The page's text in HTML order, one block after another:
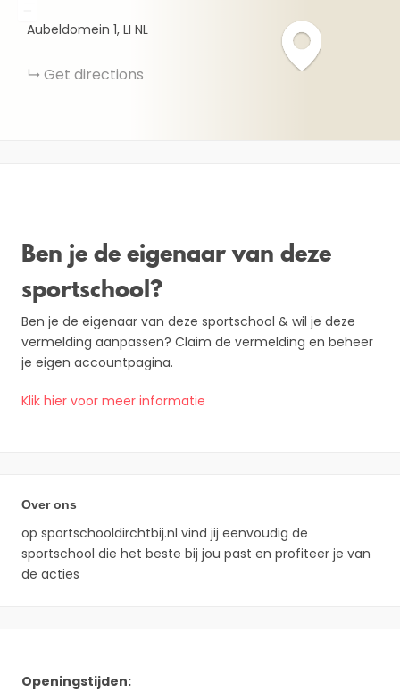
Aubeldomein 1 LI NL
Get directions
Ben je de eigenaar van deze
sportschool?
Ben je de eigenaar van deze sportschool & wil je deze
vermelding aanpassen? Claim de vermelding en beheer
je eigen accountpagina.
Klik hier voor meer informatie
Over ons
op sportschooldirchtbij.nl vind jij eenvoudig de
sportschool die het beste bij jou past en profiteer je van
de acties
Openingstijden: